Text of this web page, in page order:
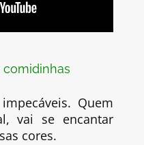
comidinhas
Quem
vai se encantar
cores.